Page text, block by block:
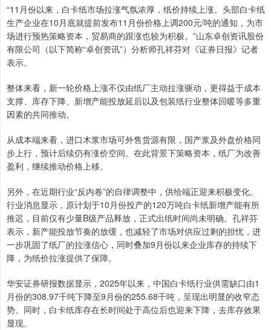
“11月份以来，白卡纸市场拉涨气氛浓厚，纸价持续上涨。头部白卡纸
生产企业在10月底就提前发布11月份价格上调200元/吨的通知，为市
场进行预热策略资本，贸易商的跟涨也较为积极。”山东卓创资讯股份
有限公司（以下简称“卓创资讯”）分析师孔祥芬对《证券日报》记者
表示。
整体来看，新一轮价格上涨不仅由纸厂主动拉涨驱动，更得益于成本
支撑、库存下降、新增产能投放延后以及包装纸行业整体回暖等多重
因素的共同推动。
从成本端来看，进口木浆市场可外售货源有限，国产浆及外盘价格同
步上行，预计后续仍有涨价空间。在此背景下策略资本，纸厂为改善
盈利，继续推动价格上移。
另外，在近期行业“反内卷”的自律调整中，供给端正迎来积极变化。
行业消息显示，原计划于10月份投产的120万吨白卡纸新增产能有所
推迟，目前仅有少量B级产品释放，正式出纸时间尚未明确。孔祥芬
表示，新产能投放节奏的放缓，也减轻了市场对供应过剩的担忧，进
一步巩固了纸厂的拉涨信心，同时叠加9月份以来企业库存的持续下
降，为纸价拉涨提供了保障。
华安证券研报数据显示，2025年以来，中国白卡纸行业供需缺口由1
月份的308.97千吨下降至9月份的255.68千吨，呈现出明显的收窄态
势。同时，白卡纸库存在长时间处于高位后也迎来下降，去库存效果
显现。